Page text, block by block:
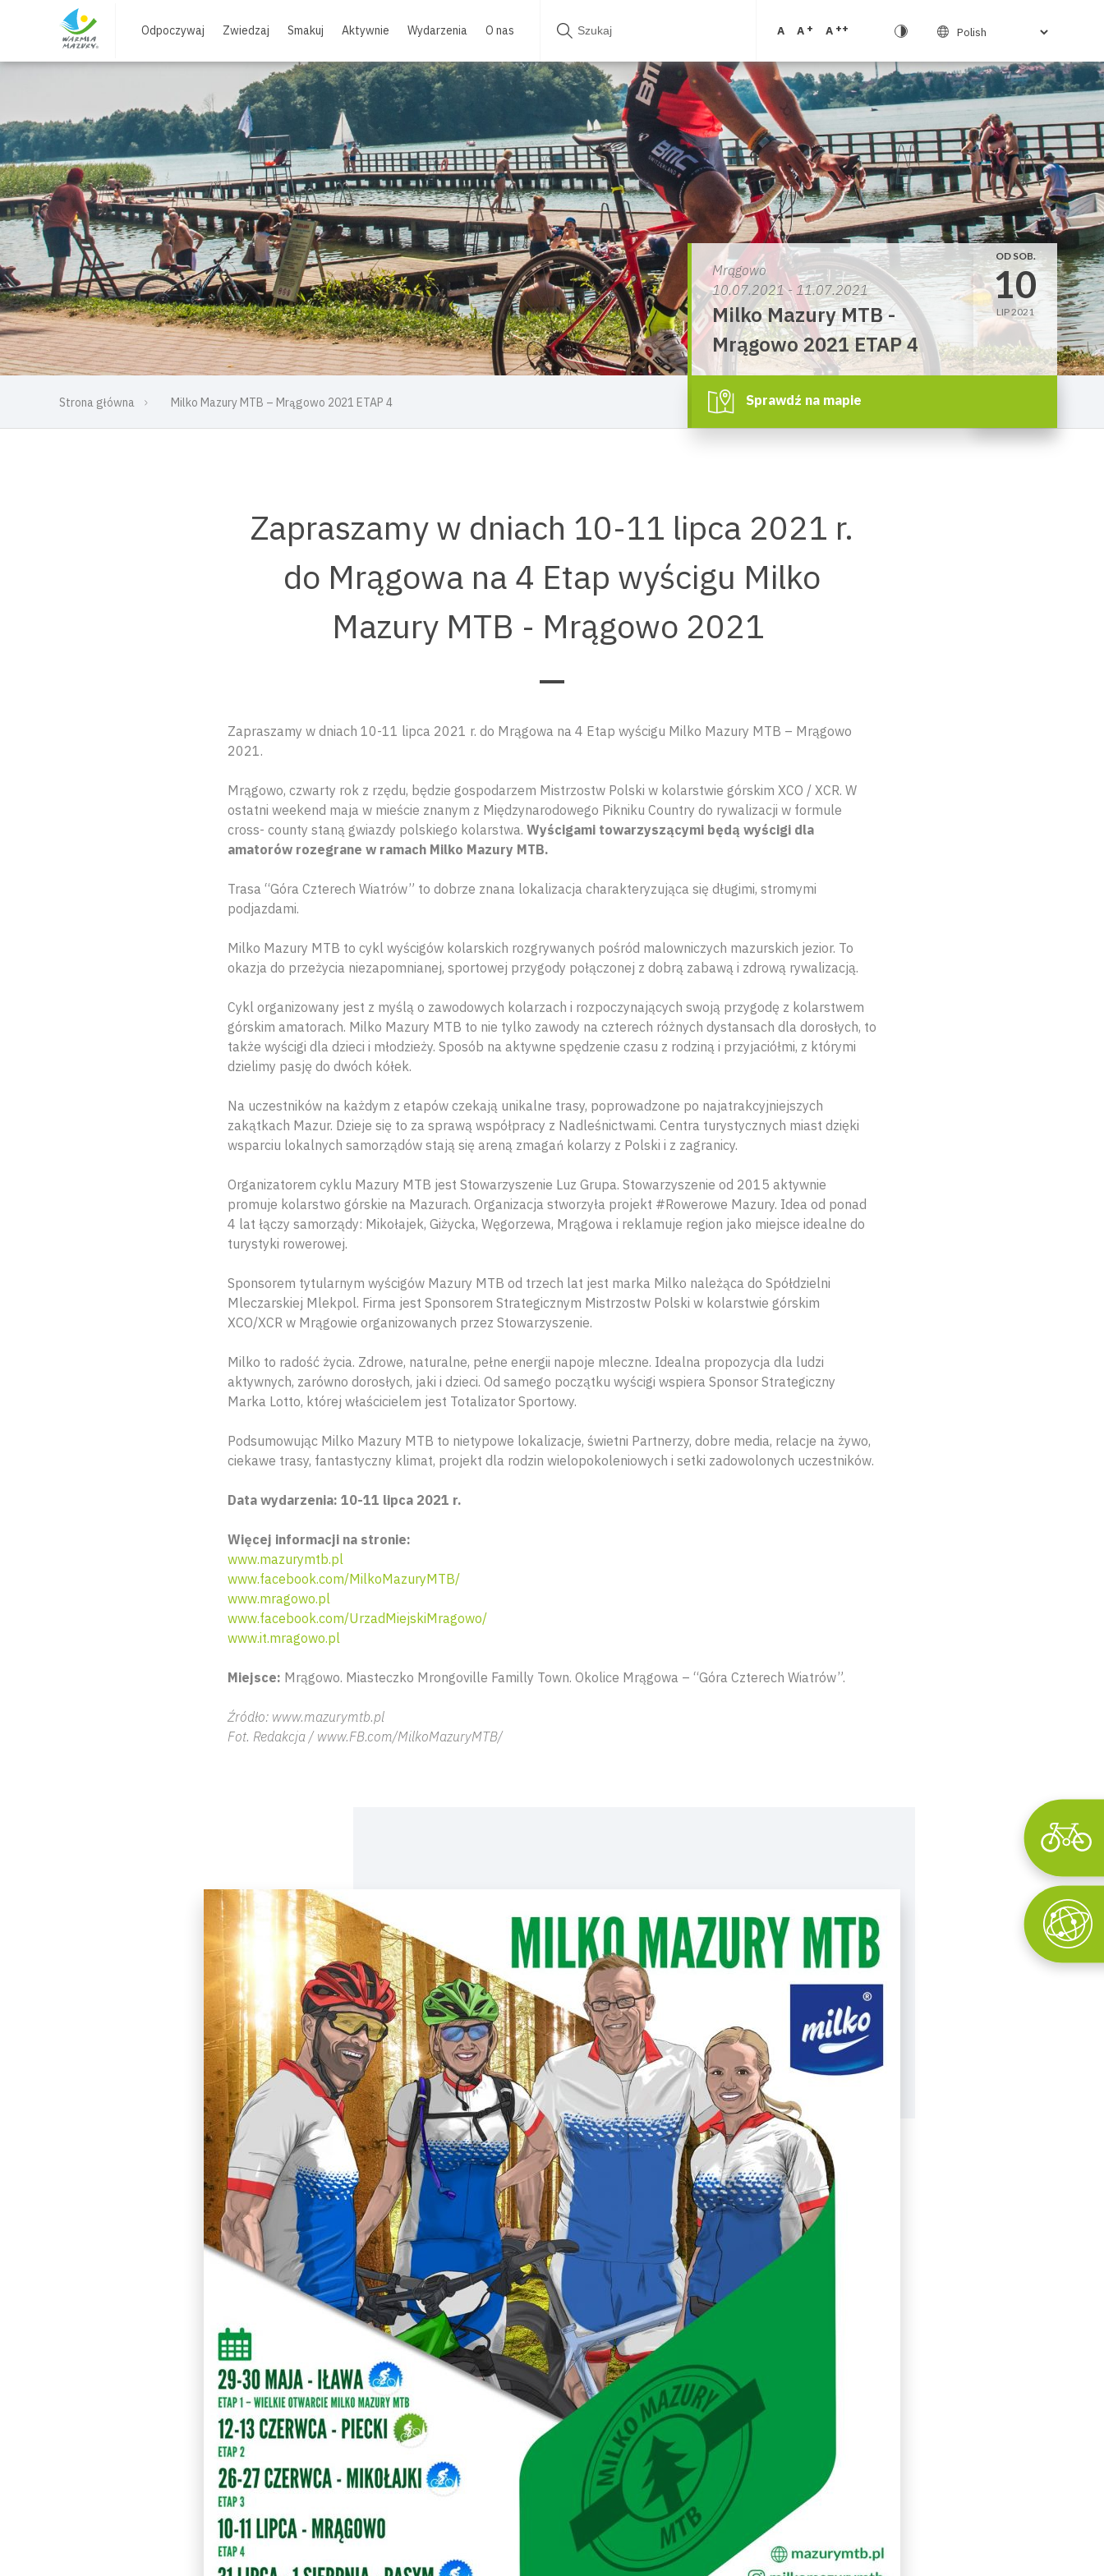
Odpoczywaj Zwiedzaj Smakuj Aktywnie Wydarzenia O nas A A + A ++
Strona główna Milko Mazury MTB – Mrągowo 2021 ETAP 4
Mrągowo
10.07.2021 - 11.07.2021
Milko Mazury MTB -
Mrągowo 2021 ETAP 4
OD SOB.
10
LIP 2021
Sprawdź na mapie
Zapraszamy w dniach 10-11 lipca 2021 r.
do Mrągowa na 4 Etap wyścigu Milko
Mazury MTB - Mrągowo 2021
Zapraszamy w dniach 10-11 lipca 2021 r. do Mrągowa na 4 Etap wyścigu Milko Mazury MTB – Mrągowo
2021.
Mrągowo, czwarty rok z rzędu, będzie gospodarzem Mistrzostw Polski w kolarstwie górskim XCO / XCR. W
ostatni weekend maja w mieście znanym z Międzynarodowego Pikniku Country do rywalizacji w formule
cross- county staną gwiazdy polskiego kolarstwa. Wyścigami towarzyszącymi będą wyścigi dla
amatorów rozegrane w ramach Milko Mazury MTB.
Trasa “Góra Czterech Wiatrów” to dobrze znana lokalizacja charakteryzująca się długimi, stromymi
podjazdami.
Milko Mazury MTB to cykl wyścigów kolarskich rozgrywanych pośród malowniczych mazurskich jezior. To
okazja do przeżycia niezapomnianej, sportowej przygody połączonej z dobrą zabawą i zdrową rywalizacją.
Cykl organizowany jest z myślą o zawodowych kolarzach i rozpoczynających swoją przygodę z kolarstwem
górskim amatorach. Milko Mazury MTB to nie tylko zawody na czterech różnych dystansach dla dorosłych, to
także wyścigi dla dzieci i młodzieży. Sposób na aktywne spędzenie czasu z rodziną i przyjaciółmi, z którymi
dzielimy pasję do dwóch kółek.
Na uczestników na każdym z etapów czekają unikalne trasy, poprowadzone po najatrakcyjniejszych
zakątkach Mazur. Dzieje się to za sprawą współpracy z Nadleśnictwami. Centra turystycznych miast dzięki
wsparciu lokalnych samorządów stają się areną zmagań kolarzy z Polski i z zagranicy.
Organizatorem cyklu Mazury MTB jest Stowarzyszenie Luz Grupa. Stowarzyszenie od 2015 aktywnie
promuje kolarstwo górskie na Mazurach. Organizacja stworzyła projekt #Rowerowe Mazury. Idea od ponad
4 lat łączy samorządy: Mikołajek, Giżycka, Węgorzewa, Mrągowa i reklamuje region jako miejsce idealne do
turystyki rowerowej.
Sponsorem tytularnym wyścigów Mazury MTB od trzech lat jest marka Milko należąca do Spółdzielni
Mleczarskiej Mlekpol. Firma jest Sponsorem Strategicznym Mistrzostw Polski w kolarstwie górskim
XCO/XCR w Mrągowie organizowanych przez Stowarzyszenie.
Milko to radość życia. Zdrowe, naturalne, pełne energii napoje mleczne. Idealna propozycja dla ludzi
aktywnych, zarówno dorosłych, jaki i dzieci. Od samego początku wyścigi wspiera Sponsor Strategiczny
Marka Lotto, której właścicielem jest Totalizator Sportowy.
Podsumowując Milko Mazury MTB to nietypowe lokalizacje, świetni Partnerzy, dobre media, relacje na żywo,
ciekawe trasy, fantastyczny klimat, projekt dla rodzin wielopokoleniowych i setki zadowolonych uczestników.
Data wydarzenia: 10-11 lipca 2021 r.
Więcej informacji na stronie:
www.mazurymtb.pl
www.facebook.com/MilkoMazuryMTB/
www.mragowo.pl
www.facebook.com/UrzadMiejskiMragowo/
www.it.mragowo.pl
Miejsce: Mrągowo. Miasteczko Mrongoville Familly Town. Okolice Mrągowa – “Góra Czterech Wiatrów”.
Źródło: www.mazurymtb.pl
Fot. Redakcja / www.FB.com/MilkoMazuryMTB/
Wyszukaj